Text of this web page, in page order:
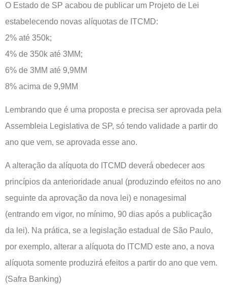
O Estado de SP acabou de publicar um Projeto de Lei
estabelecendo novas alíquotas de ITCMD:
2% até 350k;
4% de 350k até 3MM;
6% de 3MM até 9,9MM
8% acima de 9,9MM
Lembrando que é uma proposta e precisa ser aprovada pela
Assembleia Legislativa de SP, só tendo validade a partir do
ano que vem, se aprovada esse ano.
A alteração da alíquota do ITCMD deverá obedecer aos
princípios da anterioridade anual (produzindo efeitos no ano
seguinte da aprovação da nova lei) e nonagesimal
(entrando em vigor, no mínimo, 90 dias após a publicação
da lei). Na prática, se a legislação estadual de São Paulo,
por exemplo, alterar a alíquota do ITCMD este ano, a nova
alíquota somente produzirá efeitos a partir do ano que vem.
(Safra Banking)